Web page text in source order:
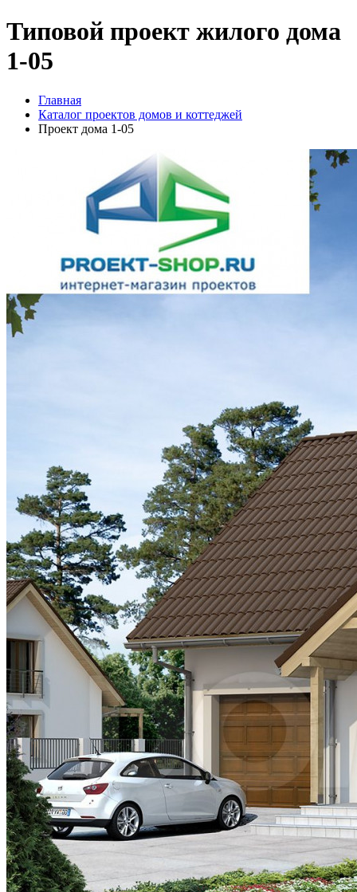
Типовой проект жилого дома
1-05
Главная
Каталог проектов домов и коттеджей
Проект дома 1-05